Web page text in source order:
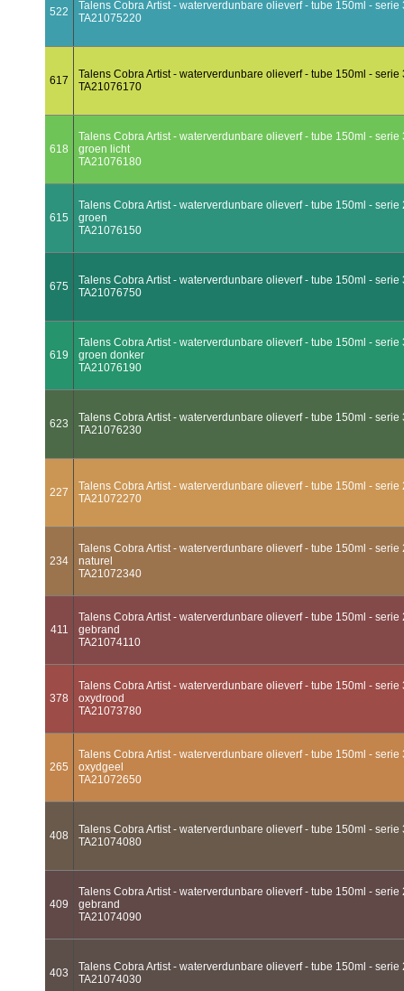
522
Talens Cobra Artist - waterverdunbare olieverf - tube 150ml - serie
TA21075220
617
Talens Cobra Artist - waterverdunbare olieverf - tube 150ml - serie
TA21076170
618
Talens Cobra Artist - waterverdunbare olieverf - tube 150ml - serie
groen licht
TA21076180
615
Talens Cobra Artist - waterverdunbare olieverf - tube 150ml - serie
groen
TA21076150
675
Talens Cobra Artist - waterverdunbare olieverf - tube 150ml - serie
TA21076750
619
Talens Cobra Artist - waterverdunbare olieverf - tube 150ml - serie
groen donker
TA21076190
623
Talens Cobra Artist - waterverdunbare olieverf - tube 150ml - serie
TA21076230
227
Talens Cobra Artist - waterverdunbare olieverf - tube 150ml - serie
TA21072270
234
Talens Cobra Artist - waterverdunbare olieverf - tube 150ml - serie
naturel
TA21072340
411
Talens Cobra Artist - waterverdunbare olieverf - tube 150ml - serie
gebrand
TA21074110
378
Talens Cobra Artist - waterverdunbare olieverf - tube 150ml - serie
oxydrood
TA21073780
265
Talens Cobra Artist - waterverdunbare olieverf - tube 150ml - serie
oxydgeel
TA21072650
408
Talens Cobra Artist - waterverdunbare olieverf - tube 150ml - serie
TA21074080
409
Talens Cobra Artist - waterverdunbare olieverf - tube 150ml - serie
gebrand
TA21074090
403
Talens Cobra Artist - waterverdunbare olieverf - tube 150ml - serie
TA21074030